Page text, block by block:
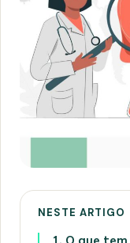
NESTE ARTIGO